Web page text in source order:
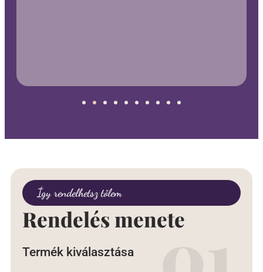
Így rendelhetsz tőlem
Rendelés menete
Termék kiválasztása